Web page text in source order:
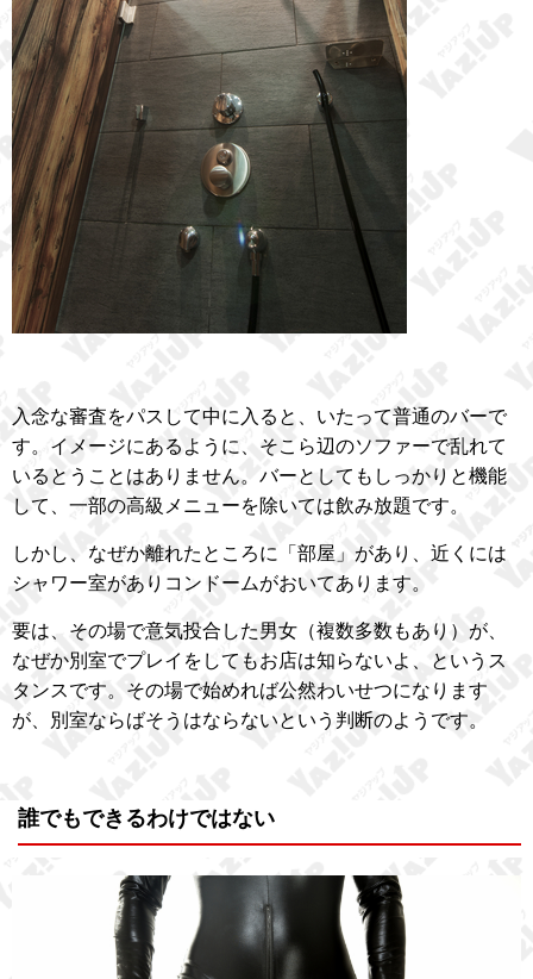
入念な審査をパスして中に入ると、いたって普通のバーで
す。イメージにあるように、そこら辺のソファーで乱れて
いるとうことはありません。バーとしてもしっかりと機能
して、一部の高級メニューを除いては飲み放題です。
しかし、なぜか離れたところに「部屋」があり、近くには
シャワー室がありコンドームがおいてあります。
要は、その場で意気投合した男女（複数多数もあり）が、
なぜか別室でプレイをしてもお店は知らないよ、というス
タンスです。その場で始めれば公然わいせつになります
が、別室ならばそうはならないという判断のようです。
誰でもできるわけではない